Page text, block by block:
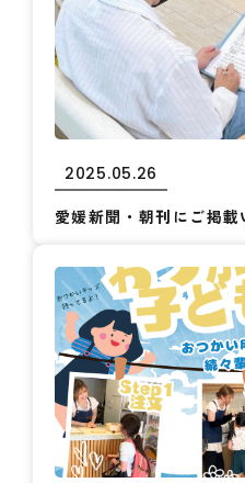
2025.05.26
愛媛新聞・朝刊にご掲載